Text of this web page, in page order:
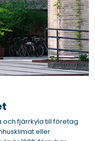
fjärrkyla till företag
eller